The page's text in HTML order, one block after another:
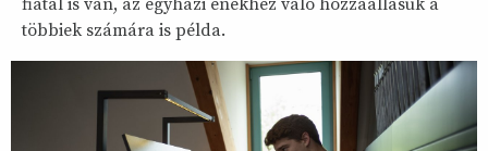
fiatal is van, az egyházi énekhez való hozzáállásuk a
többiek számára is példa.